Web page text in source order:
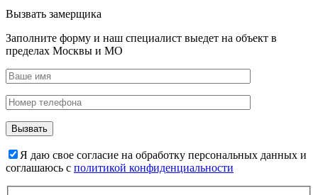
Вызвать замерщика
Заполните форму и наш специалист выедет на объект в
пределах Москвы и МО
Я даю свое согласие на обработку персональных данных и
соглашаюсь с политикой конфиденциальности